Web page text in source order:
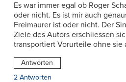
Es war immer egal ob Roger
oder nicht. Es ist mir auch
Freimaurer ist oder nicht. Der
Ziele des Autors erschliessen
transportiert Vorurteile ohne sie
Antworten
2 Antworten